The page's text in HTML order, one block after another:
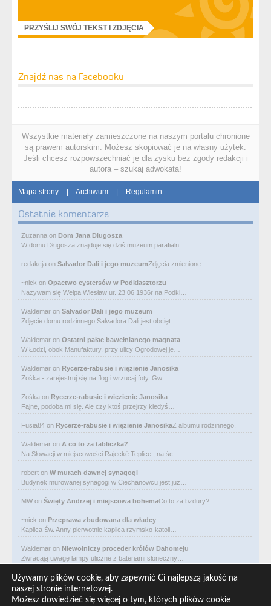
PRZYŚLIJ SWÓJ TEKST I ZDJĘCIA
Znajdź nas na Facebooku
Wszystkie materiały zamieszczone na naszym portalu chronione
są prawem autorskim. Możesz skopiować je na własny użytek.
Jeśli chcesz rozpowszechniać je dla zysku bez zgody redakcji i
autora – szukaj adwokata!
Mapa strony | Archiwum | Regulamin
Ostatnie komentarze
Zuzanna on Dom Jana Długosza
W domu Długosza znajduje się dziś muzeum parafialn…
redakcja on Salvador Dali i jego muzeumZdjęcia zmienione.
~nick on Opactwo cystersów w Podklasztorzu
Nazywam się Wełpa Wiesław ur. 23 06 1936r na Podkl…
Waldemar on Salvador Dali i jego muzeum
Zdjęcie domu rodzinnego Salvadora Dali jest obcięt…
Waldemar on Ostatni pałac bawełnianego magnata
W Łodzi, obok Manufaktury, przy ulicy Ogrodowej je…
Waldemar on Rycerze-rabusie i więzienie Janosika
Zośka - zarejestruj się na flog i wrzucaj foty. Gw…
Zośka on Rycerze-rabusie i więzienie Janosika
Fajne, podoba mi się. Ale czy ktoś przejrzy kiedyś…
Fusia84 on Rycerze-rabusie i więzienie JanosikaZ albumu rodzinnego.
Waldemar on A co to za tabliczka?
Na Słowacji w miejscowości Rajecké Teplice , na śc…
robert on W murach dawnej synagogi
Budynek murowanej synagogi w Ciechanowcu jest już…
MW on Święty Andrzej i miejscowa bohemaCo to za bzdury?
~nick on Przeprawa zbudowana dla władcy
Kaplica Św. Anny pierwotnie kaplica rzymsko-katoli…
Waldemar on Niewolniczy proceder królów Dahomeju
Zwracają uwagę lampy uliczne z bateriami słoneczny…
Waldemar on Adam Asnyk. Poeta z mojego miasta
CIEKAWOSTKA że pod banderą Malty pływa statek m/v…
Używamy plików cookie, aby zapewnić Ci najlepszą jakość na
naszej stronie internetowej.
Możesz dowiedzieć się więcej o tym, których plików cookie